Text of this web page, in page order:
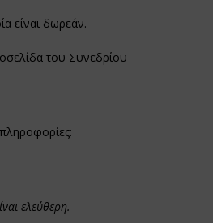
είναι δωρεάν.
του Συνεδρίου
ελεύθερη.